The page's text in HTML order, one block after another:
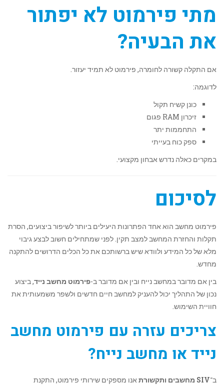
מתי פירמוט לא יפתור
את הבעיה?
אם התקלה קשורה לחומרה, פירמוט לא תמיד יעזור.
לדוגמה:
כונן קשיח תקול
זיכרון RAM פגום
התחממות יתר
ספק כוח בעייתי
במקרים כאלה נדרש אבחון מקצועי.
לסיכום
פירמוט מחשב הוא אחד הפתרונות היעילים ביותר לשיפור ביצועים, הסרת
תקלות והחזרת המחשב למצב תקין. לפני שמתחילים חשוב לבצע גיבוי
מלא של כל המידע ולוודא שיש ברשותכם את כל הכלים הדרושים להתקנה
מחדש.
בין אם מדובר במחשב נייח ובין אם מדובר ב-פירמוט מחשב נייד, ביצוע
נכון של התהליך יכול להעניק למחשב חיים חדשים ולשפר משמעותית את
חוויית השימוש.
צריכים עזרה עם פירמוט מחשב
נייד או מחשב נייח?
ב־SIV מחשבים ותקשורת
אנו מספקים שירותי פירמוט, התקנת